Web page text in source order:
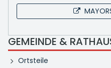
GEMEINDE &
Ortsteile